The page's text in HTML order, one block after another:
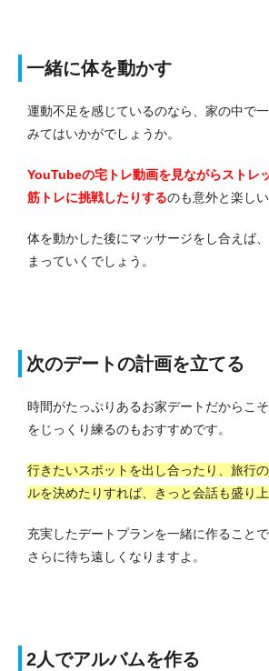
一緒に体を動かす
運動不足を感じているのなら、家の中で
みてはいかがでしょうか。
YouTubeの宅トレ動画を見ながらストレ
筋トレに挑戦したりするのも意外と楽し
体を動かした後にマッサージをし合えば
まっていくでしょう。
次のデートの計画を立てる
時間がたっぷりあるお家デートだからこ
をじっくり練るのもおすすめです。
行きたいスポットを出し合ったり、旅行
ルを決めたりすれば、きっと会話も盛り
充実したデートプランを一緒に作ること
さらに待ち遠しくなりますよ。
2人でアルバムを作る